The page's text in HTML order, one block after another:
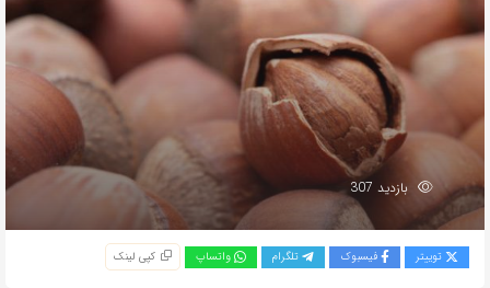
بازدید 307
توییتر فیسبوک تلگرام واتساپ کپی لینک